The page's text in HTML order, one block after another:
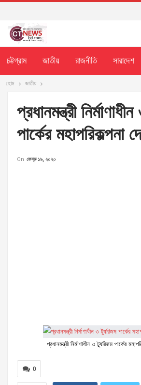
চট্টগ্রাম জাতীয় রাজনীতি সারাদেশ
হোম জাতীয়
প্রধানমন্ত্রী
পার্কের মহাপরিকল্পনা
On ফেব্রু ১৯, ২০২০
প্রধানমন্ত্রী নির্মাণাধীন ৩ ট্যুরিজম পার্কের
0